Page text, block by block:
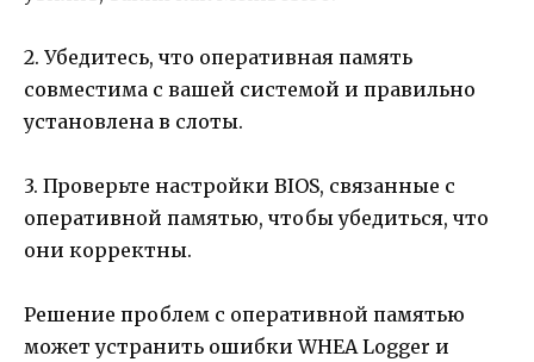
2. Убедитесь, что оперативная память
совместима с вашей системой и правильно
установлена в слоты.
3. Проверьте настройки BIOS, связанные с
оперативной памятью, чтобы убедиться, что
они корректны.
Решение проблем с оперативной памятью
может устранить ошибки WHEA Logger и